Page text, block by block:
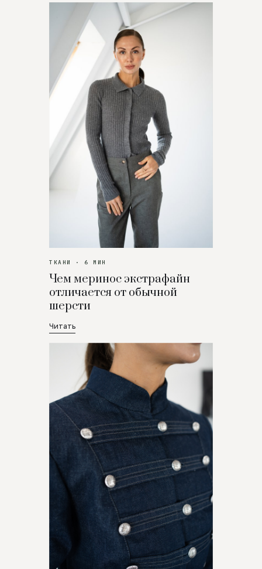
ТКАНИ · 6 МИН
Чем меринос экстрафайн
отличается от обычной
шерсти
Читать